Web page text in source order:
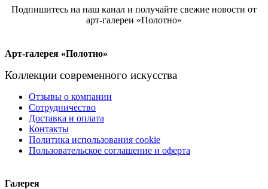
Подпишитесь на наш канал и получайте свежие новости от
арт-галереи «Полотно»
Арт-галерея «Полотно»
Коллекции современного искусства
Отзывы о компании
Сотрудничество
Доставка и оплата
Контакты
Политика использования cookie
Пользовательское соглашение и оферта
Галерея